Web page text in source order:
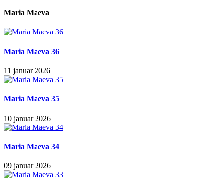
Maria Maeva
Maria Maeva 36
11 januar 2026
Maria Maeva 35
10 januar 2026
Maria Maeva 34
09 januar 2026